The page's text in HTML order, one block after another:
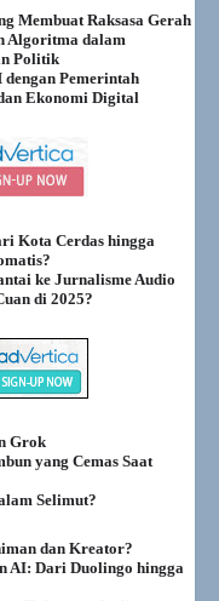
Membuat Raksasa Gerah
Algoritma dalam
Politik
Pemerintah
Ekonomi Digital
Kota Cerdas hingga
ke Jurnalisme Audio
di 2025?
Grok
yang Cemas Saat
Selimut?
dan Kreator?
AI: Dari Duolingo hingga